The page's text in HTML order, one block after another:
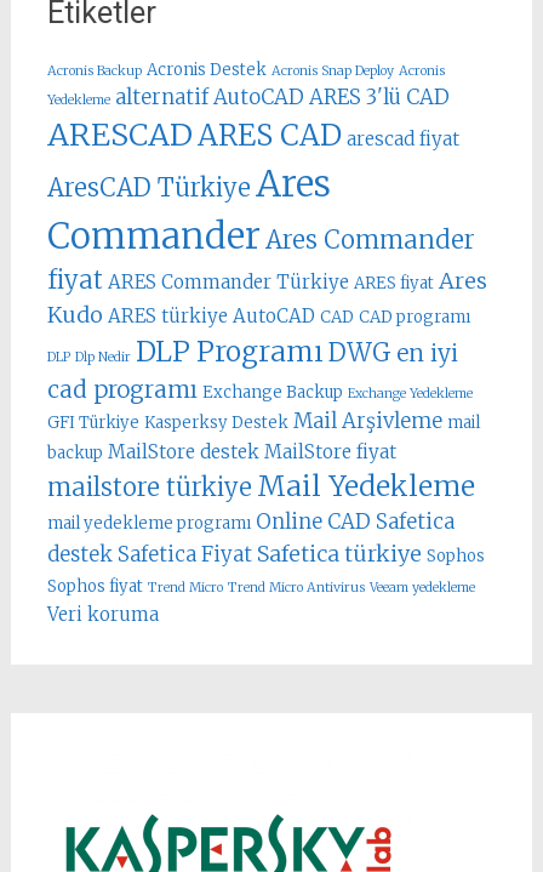
Etiketler
Acronis Backup Acronis Destek Acronis Snap Deploy Acronis
Yedekleme alternatif AutoCAD ARES 3'lü CAD
ARESCADARES CAD arescad fiyat
AresCAD Türkiye Ares
Commander Ares Commander
fiyat ARES Commander Türkiye ARES fiyat Ares
Kudo ARES türkiye AutoCAD CAD CAD programı
DLP Dlp Nedir DLP Programı DWG en iyi
cad programı Exchange Backup Exchange Yedekleme
GFI Türkiye Kasperksy Destek Mail Arşivleme mail
backup MailStore destek MailStore fiyat
mailstore türkiye Mail Yedekleme
mail yedekleme programı Online CAD Safetica
destek Safetica Fiyat Safetica türkiye Sophos
Sophos fiyat Trend Micro Trend Micro Antivirus Veeam yedekleme
Veri koruma